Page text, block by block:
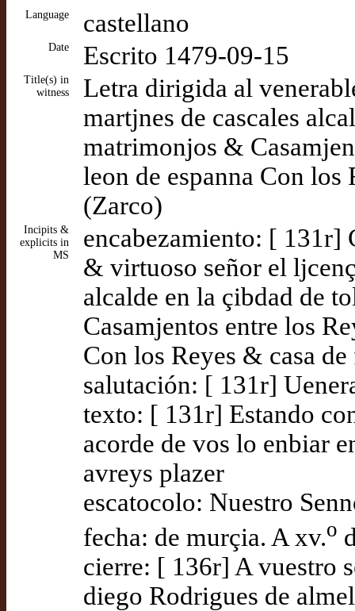
Language castellano
Date Escrito 1479-09-15
Title(s) in
witness
Letra dirigida al
martjnes de cascales
matrimonjos &
leon de espanna Con
(Zarco)
Incipits &
explicits in
MS
encabezamiento: [ 131r]
& virtuoso señor el
alcalde en la çibdad de
Casamjentos entre los
Con los Reyes & casa
salutación: [ 131r]
texto: [ 131r] Estando
acorde de vos lo enbiar
avreys plazer
escatocolo: Nuestro
fecha: de murçia. A xv.o
cierre: [ 136r] A vuestro
diego Rodrigues de